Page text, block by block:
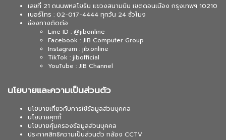
เลขที่ 21 ถนนพหลโยธิน แขวงสนามบิน เขตดอนเมือง กรุงเทพฯ 10210
เบอร์โทร : 02-017-4444 ทุกวัน 24 ชั่วโมง
ช่องทางติดต่อ
Line ID : @jibonline
Facebook : JIB Computer Group
Instagram : jib.online
TikTok : jibofficial
YouTube : JIB Channel
นโยบายและความเป็นส่วนตัว
นโยบายเกี่ยวกับการใช้ข้อมูลส่วนบุคคล
นโยบายคุกกี้
นโยบายคุ้มครองข้อมูลส่วนบุคคล
ประกาศสิทธิความเป็นส่วนตัว กล้อง CCTV